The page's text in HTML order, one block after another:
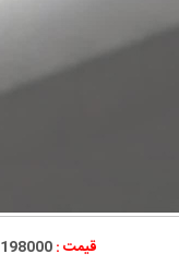
قیمت :198000 تومان